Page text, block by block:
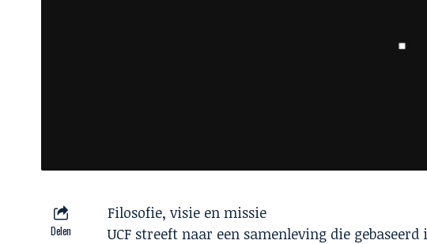
Delen
Filosofie, visie en missie
UCF streeft naar een samenleving die